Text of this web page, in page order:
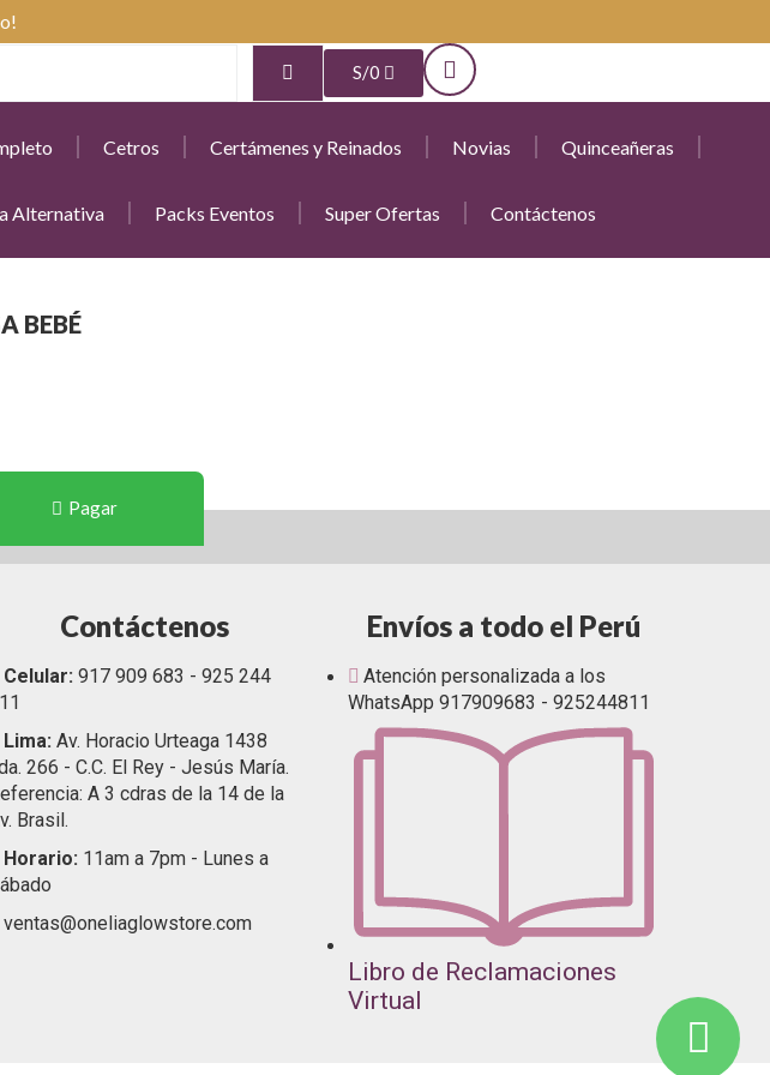
S/0
Cetros Certámenes y Reinados Novias Quinceañeras
Alternativa Packs Eventos Super Ofertas Contáctenos
BEBÉ
Pagar
Contáctenos
Celular: 917 909 683 - 925 244
Lima: Av. Horacio Urteaga 1438
266 - C.C. El Rey - Jesús María.
A 3 cdras de la 14 de la
Brasil.
Horario: 11am a 7pm - Lunes a
ventas@oneliaglowstore.com
Envíos a todo el Perú
Atención personalizada a los
WhatsApp 917909683 - 925244811
Libro de Reclamaciones
Virtual